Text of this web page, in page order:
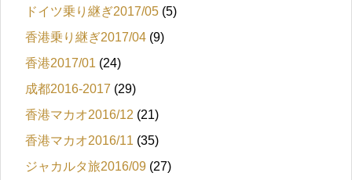
ドイツ乗り継ぎ2017/05 (5)
香港乗り継ぎ2017/04 (9)
香港2017/01 (24)
成都2016-2017 (29)
香港マカオ2016/12 (21)
香港マカオ2016/11 (35)
ジャカルタ旅2016/09 (27)